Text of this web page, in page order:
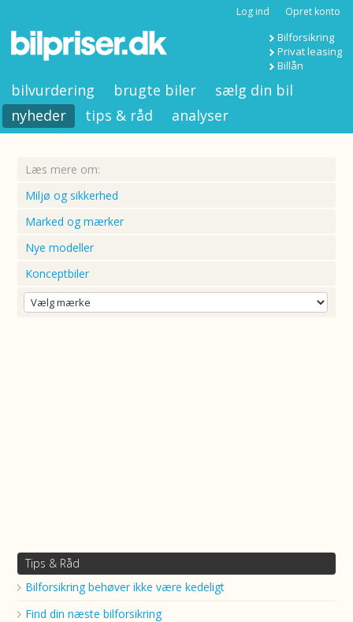
Log ind Opret konto
Bilforsikring
Privat leasing
Billån
bilvurdering brugte biler
sælg din bil
nyheder
tips & råd analyser
Læs mere om:
Miljø og sikkerhed
Marked og mærker
Nye modeller
Konceptbiler
Tips & Råd
Bilforsikring behøver ikke være kedeligt
Find din næste bilforsikring